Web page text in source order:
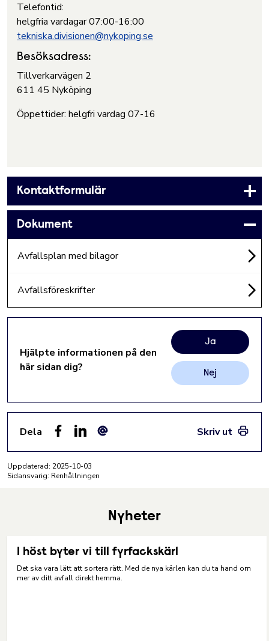
Telefontid:
helgfria vardagar 07:00-16:00
tekniska.divisionen@nykoping.se
Besöksadress:
Tillverkarvägen 2
611 45 Nyköping
Öppettider: helgfri vardag 07-16
Kontaktformulär
Dokument
Avfallsplan med bilagor
Avfallsföreskrifter
Hjälpte informationen på den
här sidan dig?
Ja
Nej
Dela
Skriv ut
Uppdaterad: 2025-10-03
Sidansvarig: Renhållningen
Nyheter
I höst byter vi till fyrfackskärl
Det ska vara lätt att sortera rätt. Med de nya kärlen kan du ta hand om
mer av ditt avfall direkt hemma.